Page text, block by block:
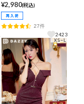
枚以上・2980円】 殿堂入
りワンカラーギャザーツ
イスト透けシアー半袖ミ
ニ丈キャバドレス[プチプ
ラキャバドレス][XS-3L/6
サイズ展開]
¥2,980(税込)
27件
2423